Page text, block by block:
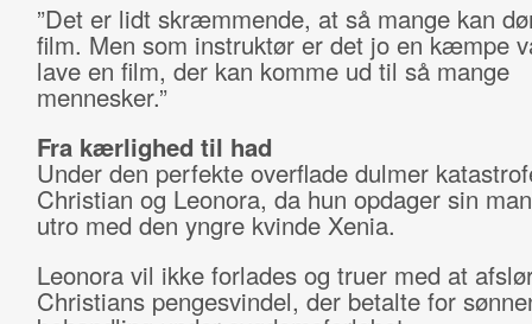
”Det er lidt skræmmende, at så mange kan
film. Men som instruktør er det jo en kæmpe
lave en film, der kan komme ud til så mange
mennesker.”
Fra kærlighed til had
Under den perfekte overflade dulmer
Christian og Leonora, da hun opdager sin
utro med den yngre kvinde Xenia.
Leonora vil ikke forlades og truer med at
Christians pengesvindel, der betalte for